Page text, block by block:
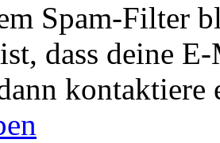
Spam-Filter
dass deine
kontaktiere